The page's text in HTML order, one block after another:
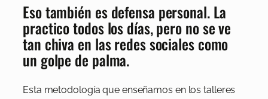
Eso también es defensa personal. La
practico todos los días, pero no se ve
tan chiva en las redes sociales como
un golpe de palma.
Esta metodología que enseñamos en los talleres